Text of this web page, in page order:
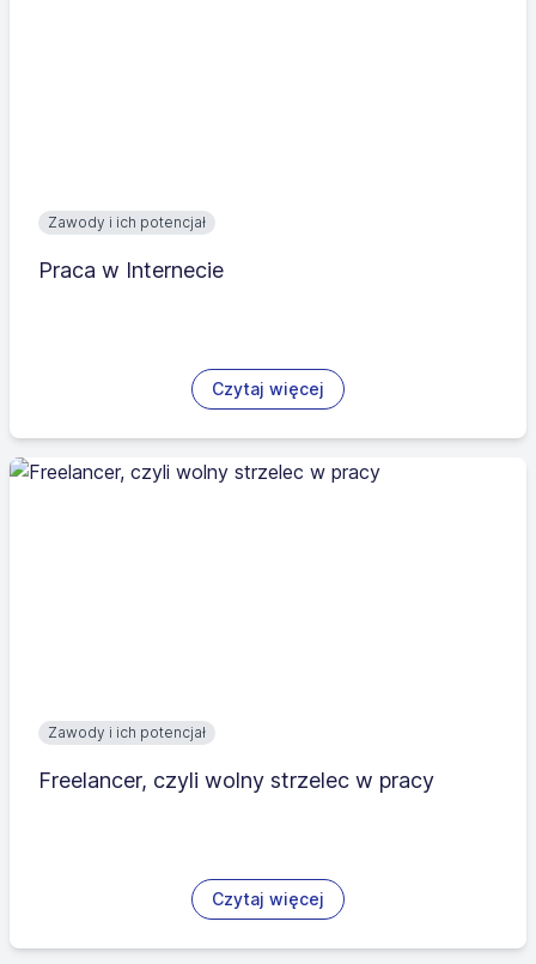
Zawody i ich potencjał
Praca w Internecie
Czytaj więcej
Zawody i ich potencjał
Freelancer, czyli wolny strzelec w pracy
Czytaj więcej